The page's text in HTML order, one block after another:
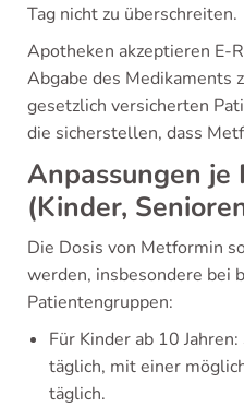
Tag nicht zu überschreiten.
Apotheken akzeptieren E-
Abgabe des Medikaments
gesetzlich versicherten
die sicherstellen, dass
Anpassungen
(Kinder,
Die Dosis von Metformin
werden, insbesondere bei
Patientengruppen:
Für Kinder ab 10
täglich, mit einer
täglich.